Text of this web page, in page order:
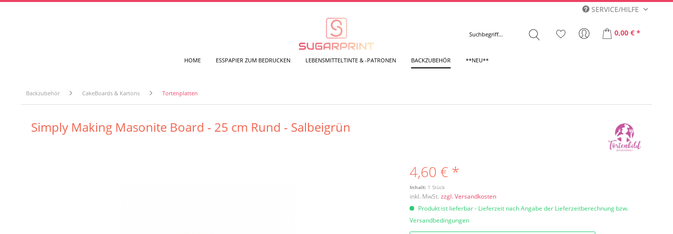
SERVICE/HILFE
0,00 € *
HOME ESSPAPIER ZUM BEDRUCKEN LEBENSMITTELTINTE & -PATRONEN BACKZUBEHÖR **NEU**
Backzubehör CakeBoards & Kartons Tortenplatten
Simply Making Masonite Board - 25 cm Rund - Salbeigrün
4,60 € *
Inhalt: 1 Stück
inkl. MwSt.zzgl. Versandkosten
Produkt ist lieferbar - Lieferzeit nach Angabe der Lieferzeitberechnung bzw.
Versandbedingungen